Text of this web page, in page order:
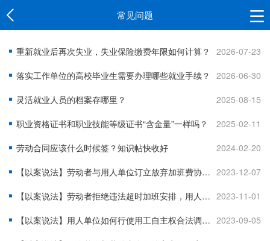
常见问题
重新就业后再次失业，失业保险缴费年限如何计算？
2026-07-23
落实工作单位的高校毕业生需要办理哪些就业手续？
2026-06-30
灵活就业人员的档案存哪里？
2025-08-15
职业资格证书和职业技能等级证书“含金量”一样吗？
2025-02-11
劳动合同应该什么时候签？知识帖快收好
2024-02-20
【以案说法】劳动者与用人单位订立放弃加班费协议，能否主张加班费？ 2023-12-07
【以案说法】劳动者拒绝违法超时加班安排，用人单位能否解除劳动合同？ 2023-11-01
【以案说法】用人单位如何行使用工自主权合法调整劳动者的工作岗位和地点？ 2023-09-05